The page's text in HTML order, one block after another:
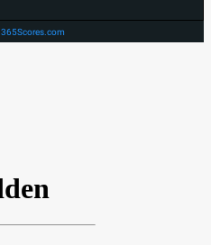
365Scores.com